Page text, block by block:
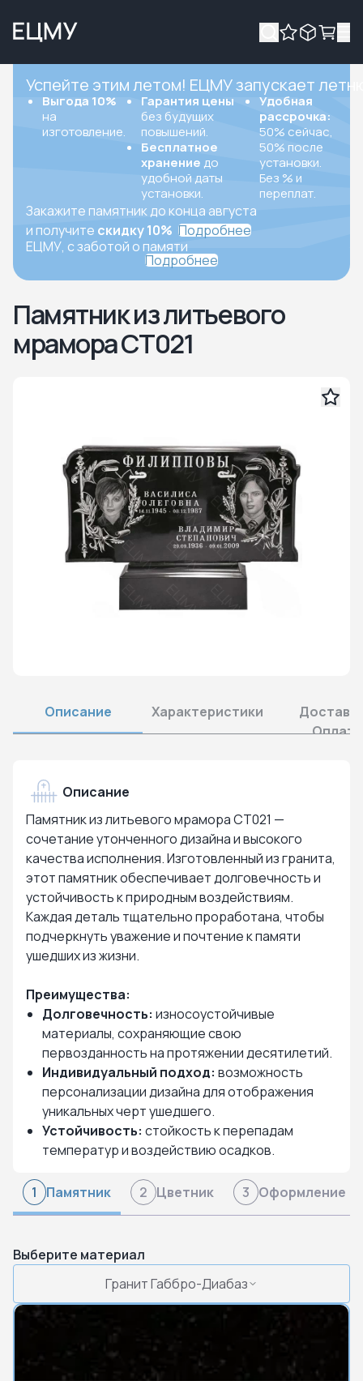
Успейте этим летом! ЕЦМУ запускает
Выгода 10%
на
изготовление.
Гарантия цены
без будущих
повышений.
Бесплатное
хранение до
удобной даты
установки.
Удобная
рассрочка:
50% сейчас,
50% после
установки.
Без % и
переплат.
Закажите памятник до конца августа
и получите скидку 10% Подробнее
ЕЦМУ, с заботой о памяти
Подробнее
Памятник из литьевого
мрамора СТ021
Описание Характеристики
Оплата
Описание
Памятник из литьевого мрамора СТ021 —
сочетание утонченного дизайна и высокого
качества исполнения. Изготовленный из гранита,
этот памятник обеспечивает долговечность и
устойчивость к природным воздействиям.
Каждая деталь тщательно проработана, чтобы
подчеркнуть уважение и почтение к памяти
ушедших из жизни.
Преимущества:
Долговечность: износоустойчивые
материалы, сохраняющие свою
первозданность на протяжении десятилетий.
Индивидуальный подход: возможность
персонализации дизайна для отображения
уникальных черт ушедшего.
Устойчивость: стойкость к перепадам
температур и воздействию осадков.
1 Памятник 2 Цветник 3 Оформление
Выберите материал
Гранит Габбро-Диабаз